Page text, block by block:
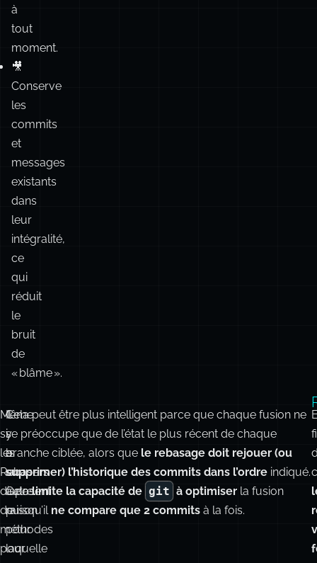
et/ou
créer
de
nouvelles
branches
à
tout
moment.
🎥
Conserve
les
commits
et
messages
existants
dans
leur
intégralité,
ce
qui
le
bruit
de
« blâme ».
Même
si
les
Il
y
a
Cela peut être plus intelligent parce que chaque fusion ne
se préoccupe que de l’état le plus récent de chaque
branche ciblée, alors que